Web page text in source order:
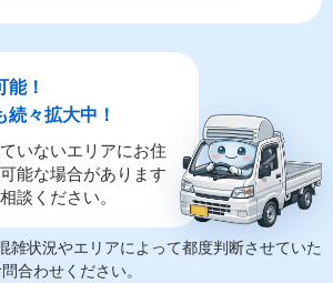
！
々拡大中！
いないエリアにお住
能な場合があります
談ください。
雑状況やエリアによって都度判断させていた
合わせください。